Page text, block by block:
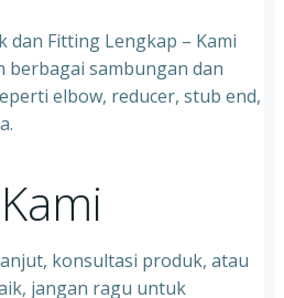
dan Fitting Lengkap – Kami
berbagai sambungan dan
elbow, reducer, stub end,
konsultasi produk, atau
jangan ragu untuk